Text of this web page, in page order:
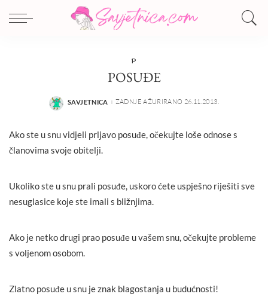
P
POSUĐE
POSTED
SAVJETNICA ZADNJE AŽURIRANO 26.11.2013.
Ako ste u snu vidjeli prljavo posuđe, očekujte loše odnose s
članovima svoje obitelji.
Ukoliko ste u snu prali posuđe, uskoro ćete uspješno riješiti sve
nesuglasice koje ste imali s bližnjima.
Ako je netko drugi prao posuđe u vašem snu, očekujte probleme
s voljenom osobom.
Zlatno posuđe u snu je znak blagostanja u budućnosti!